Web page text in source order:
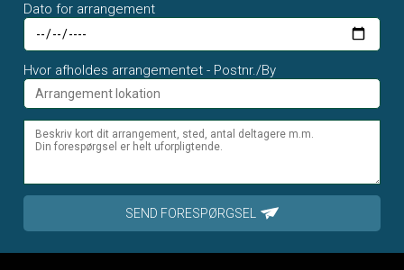
Dato for arrangement
Hvor afholdes arrangementet - Postnr./By
SEND FORESPØRGSEL